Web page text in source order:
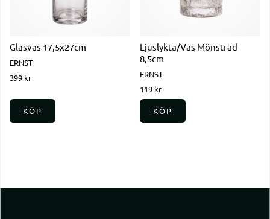
Glasvas 17,5x27cm
ERNST
399 kr
KÖP
Ljuslykta/Vas Mönstrad
8,5cm
ERNST
119 kr
KÖP